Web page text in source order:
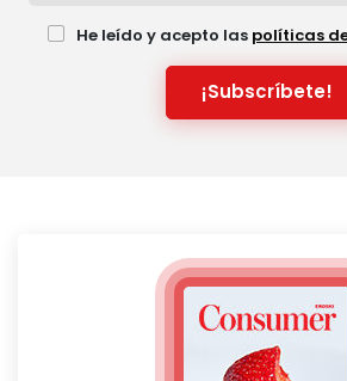
He leído y acepto las políticas
¡Subscríbete!